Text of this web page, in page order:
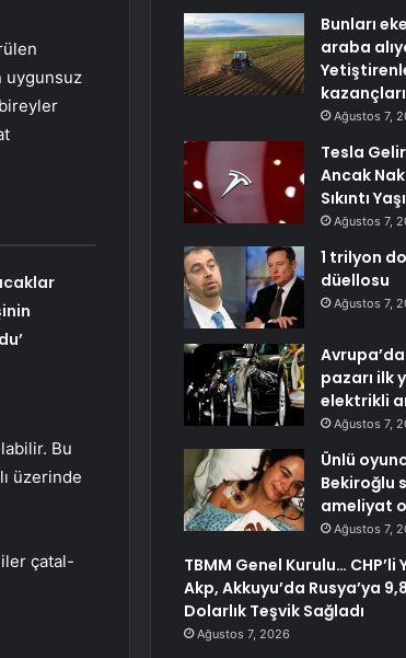
uygunsuz
Bu
üzerinde
çatal-
Bunları
araba
Ağustos 7,
Tesla
Ancak
Sıkıntı
Ağustos 7,
1 trilyon
düellosu
Ağustos 7,
pazarı ilk
elektrikli
Ağustos 7,
Ünlü
Bekiroğlu
ameliyat
Ağustos 7,
TBMM Genel Kurulu… CHP’li
Akp, Akkuyu’da Rusya’ya
Dolarlık Teşvik Sağladı
Ağustos 7, 2026